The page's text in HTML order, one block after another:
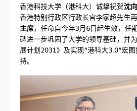
香港科技大学（港科大）诚挚祝贺沈
香港特别行政区行政长官李家超先生
主席，任命自今年3月6日起生效，任
碑进一步巩固了大学的领导基础，并
展计划2031》及实现“港科大3.0”宏
持。